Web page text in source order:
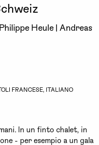
Heule | Andreas
FRANCESE, ITALIANO
In un finto chalet, in
- per esempio a un gala